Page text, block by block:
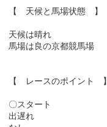
【 天候と馬場状態 】
天候は晴れ
馬場は良の京都競馬場
【 レースのポイント 】
〇スタート
出遅れ